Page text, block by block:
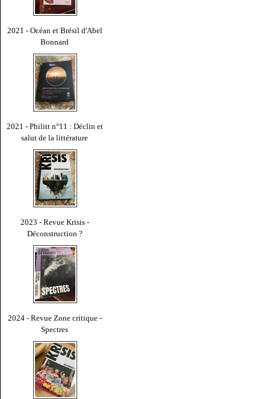
2021 - Océan et Brésil d'Abel
Bonnard
2021 - Philitt n°11 : Déclin et
salut de la littérature
2023 - Revue Krisis -
Déconstruction ?
2024 - Revue Zone critique -
Spectres